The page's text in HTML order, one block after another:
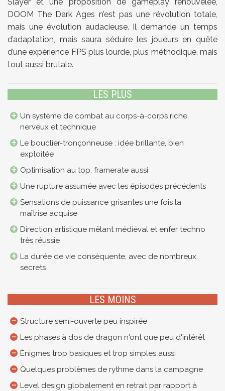
DOOM The Dark Ages n’est pas une révolution totale,
mais une évolution audacieuse. Il demande un temps
d’adaptation, mais saura séduire les joueurs en quête
d’une expérience FPS plus lourde, plus méthodique, mais
tout aussi brutale.
LES PLUS
Un système de combat au corps-à-corps riche,
nerveux et technique
Le bouclier-tronçonneuse : idée brillante, bien
exploitée
Optimisation au top, framerate aussi
Une rupture assumée avec les épisodes précédents
Sensations de puissance grisantes une fois la
maîtrise acquise
Direction artistique mêlant médiéval et enfer techno
très réussie
La durée de vie conséquente, avec de nombreux
secrets
LES MOINS
Structure semi-ouverte peu inspirée
Les phases à dos de dragon n'ont que peu d'intérêt
Énigmes trop basiques et trop simples aussi
Quelques problèmes de rythme dans la campagne
Level design globalement en retrait par rapport à